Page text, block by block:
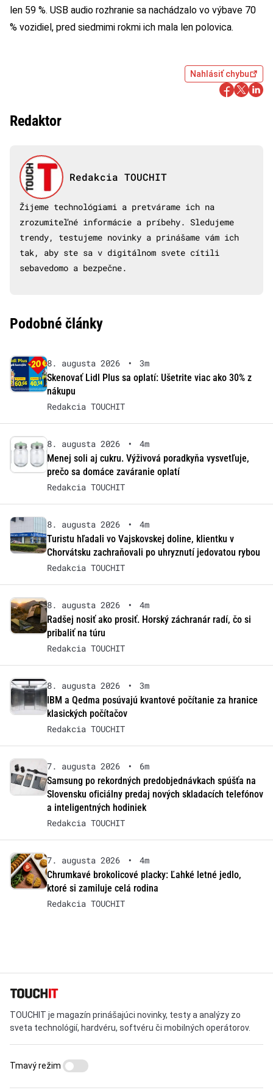
len 59 %. USB audio rozhranie sa nachádzalo vo výbave 70
% vozidiel, pred siedmimi rokmi ich mala len polovica.
Nahlásiť chybu
Redaktor
Redakcia TOUCHIT
Žijeme technológiami a pretvárame ich na
zrozumiteľné informácie a príbehy. Sledujeme
trendy, testujeme novinky a prinášame vám ich
tak, aby ste sa v digitálnom svete cítili
sebavedomo a bezpečne.
Podobné články
8. augusta 2026 •
3m
Skenovať Lidl Plus sa oplatí: Ušetrite viac ako 30% z
nákupu
Redakcia TOUCHIT
8. augusta 2026 •
4m
Menej soli aj cukru. Výživová poradkyňa vysvetľuje,
prečo sa domáce zaváranie oplatí
Redakcia TOUCHIT
8. augusta 2026 •
4m
Turistu hľadali vo Vajskovskej doline, klientku v
Chorvátsku zachraňovali po uhryznutí jedovatou rybou
Redakcia TOUCHIT
8. augusta 2026 •
4m
Radšej nosiť ako prosiť. Horský záchranár radí, čo si
pribaliť na túru
Redakcia TOUCHIT
8. augusta 2026 •
3m
IBM a Qedma posúvajú kvantové počítanie za hranice
klasických počítačov
Redakcia TOUCHIT
7. augusta 2026 •
6m
Samsung po rekordných predobjednávkach spúšťa na
Slovensku oficiálny predaj nových skladacích telefónov
a inteligentných hodiniek
Redakcia TOUCHIT
7. augusta 2026 •
4m
Chrumkavé brokolicové placky: Ľahké letné jedlo,
ktoré si zamiluje celá rodina
Redakcia TOUCHIT
TOUCHIT je magazín prinášajúci novinky, testy a analýzy zo
sveta technológií, hardvéru, softvéru či mobilných operátorov.
Tmavý režim